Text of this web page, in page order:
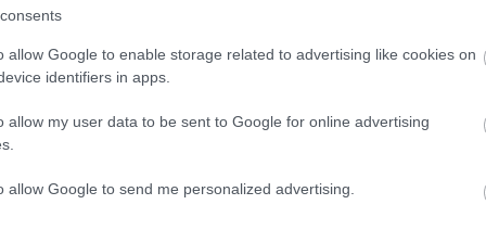
allow Google to enable storage related to advertising like cookies on
identifiers in apps.
allow my user data to be sent to Google for online advertising
allow Google to send me personalized advertising.
του στο Χ (πρώην Twitter), ο Καραγκιούλ
συνεχίσει να
«φέρνει το Ισραήλ στα
,τότε:
η “Τουρκική Δημοκρατία της
στο Αιγαίο Πέλαγος θα ξαναχαραχθούν.